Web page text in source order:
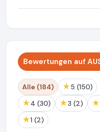
Bewertungen auf
Alle (184) ★ 5 (150)
★ 4 (30) ★ 3 (2) ★
★ 1 (2)